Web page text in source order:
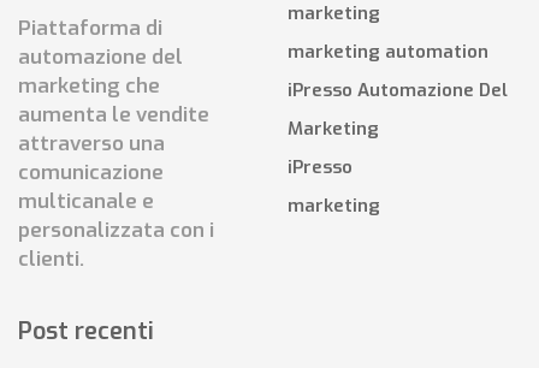
Piattaforma di
automazione del
marketing che
aumenta le vendite
attraverso una
comunicazione
multicanale e
personalizzata con i
clienti.
marketing
marketing automation
iPresso Automazione Del
Marketing
iPresso
marketing
Post recenti